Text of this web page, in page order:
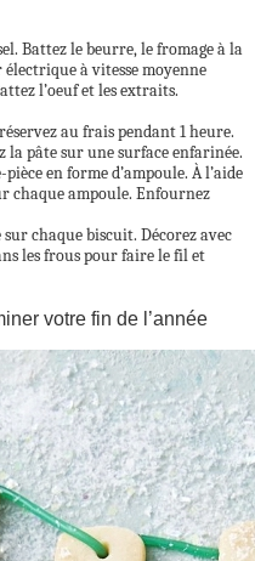
Battez le beurre, le fromage à la
à vitesse moyenne
l’oeuf et les extraits.
au frais pendant 1 heure.
la pâte sur une surface enfarinée.
en forme d’ampoule. À l’aide
chaque ampoule. Enfournez
chaque biscuit. Décorez avec
les frous pour faire le fil et
votre fin de l’année